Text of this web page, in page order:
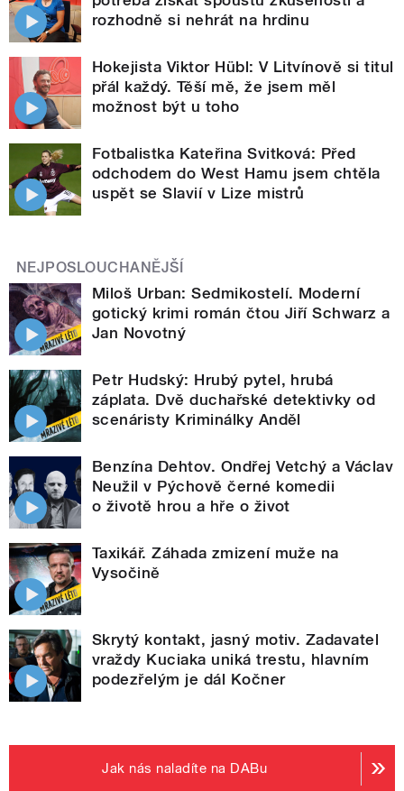
rozhodně si nehrát na hrdinu
Hokejista Viktor Hübl: V Litvínově si titul
přál každý. Těší mě, že jsem měl
možnost být u toho
Fotbalistka Kateřina Svitková: Před
odchodem do West Hamu jsem chtěla
uspět se Slavií v Lize mistrů
NEJPOSLOUCHANĚJŠÍ
Miloš Urban: Sedmikostelí. Moderní
gotický krimi román čtou Jiří Schwarz a
Jan Novotný
Petr Hudský: Hrubý pytel, hrubá
záplata. Dvě duchařské detektivky od
scenáristy Kriminálky Anděl
Benzína Dehtov. Ondřej Vetchý a Václav
Neužil v Pýchově černé komedii
o životě hrou a hře o život
Taxikář. Záhada zmizení muže na
Vysočině
Skrytý kontakt, jasný motiv. Zadavatel
vraždy Kuciaka uniká trestu, hlavním
podezřelým je dál Kočner
Jak nás naladíte na DABu